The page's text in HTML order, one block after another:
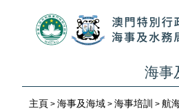
海事
主頁 > 海事及海域 > 海事培訓 > 航